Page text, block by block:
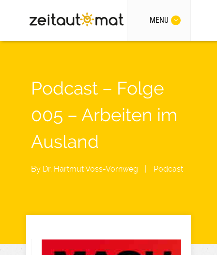
MENU
Podcast – Folge
005 – Arbeiten im
Ausland
By Dr. Hartmut Voss-Vornweg Podcast